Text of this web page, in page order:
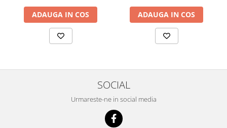
ADAUGA IN COS ADAUGA IN COS
SOCIAL
Urmareste-ne in social media